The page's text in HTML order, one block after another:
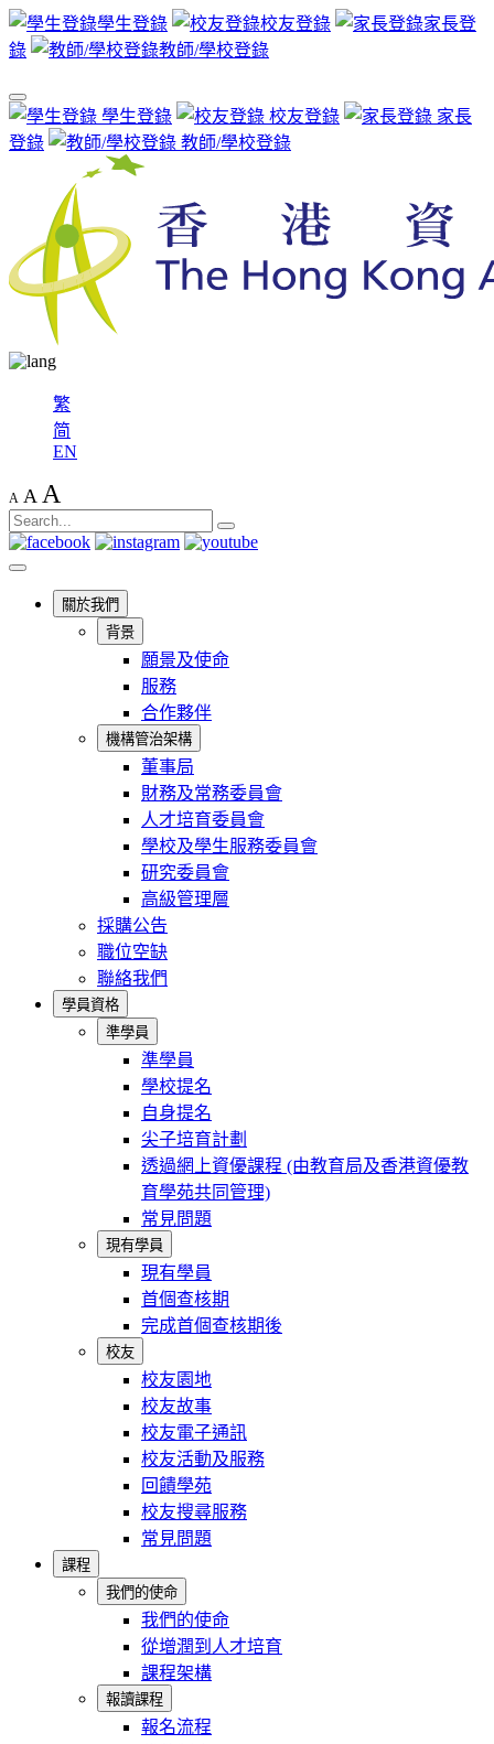
學生登錄 校友登錄
家長登
錄
教師/學校登錄
學生登錄 校友登錄
家長
登錄
教師/學校登錄
繁
简
EN
A A A
關於我們
背景
願景及使命
服務
合作夥伴
機構管治架構
董事局
財務及常務委員會
人才培育委員會
學校及學生服務委員會
研究委員會
高級管理層
採購公告
職位空缺
聯絡我們
學員資格
準學員
準學員
學校提名
自身提名
尖子培育計劃
透過網上資優課程 (由教育局及香港資優教
育學苑共同管理)
常見問題
現有學員
現有學員
首個查核期
完成首個查核期後
校友
校友園地
校友故事
校友電子通訊
校友活動及服務
回饋學苑
校友搜尋服務
常見問題
課程
我們的使命
我們的使命
從增潤到人才培育
課程架構
報讀課程
報名流程